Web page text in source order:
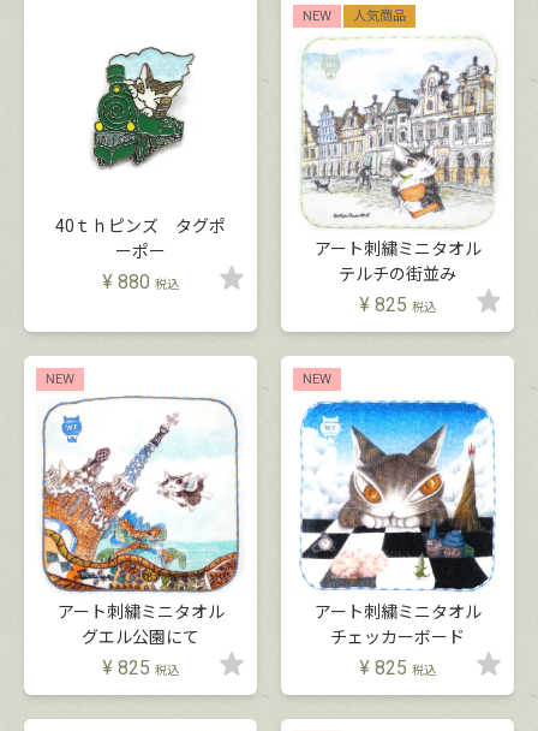
40ｔｈピンズ タグポ
ーポー
¥ 880 税込
NEW 人気商品
アート刺繍ミニタオル
テルチの街並み
¥ 825 税込
NEW
アート刺繍ミニタオル
グエル公園にて
¥ 825 税込
NEW
アート刺繍ミニタオル
チェッカーボード
¥ 825 税込